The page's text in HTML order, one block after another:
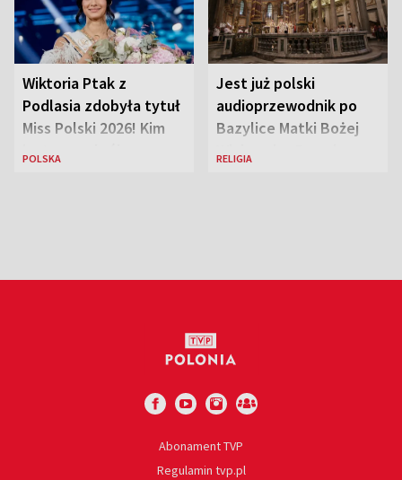
Wiktoria Ptak z
Podlasia zdobyła tytuł
Miss Polski 2026! Kim
jest nowa królowa
POLSKA
Jest już polski
audioprzewodnik po
Bazylice Matki Bożej
Większej w Rzymie
RELIGIA
Abonament TVP
Regulamin tvp.pl